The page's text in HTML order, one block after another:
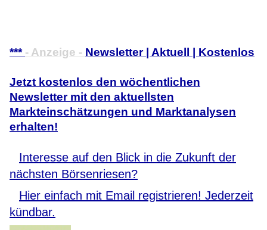
*** - Anzeige - Newsletter | Aktuell | Kostenlos
Jetzt kostenlos den wöchentlichen
Newsletter mit den aktuellsten
Markteinschätzungen und Marktanalysen
erhalten!
Interesse auf den Blick in die Zukunft der
nächsten Börsenriesen?
Hier einfach mit Email registrieren! Jederzeit
kündbar.